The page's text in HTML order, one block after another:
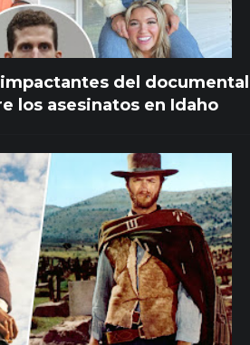
del documental
los asesinatos en Idaho